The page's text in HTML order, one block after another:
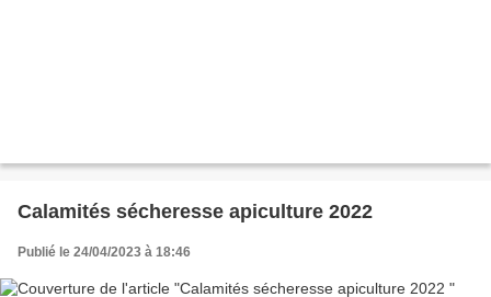
Calamités sécheresse apiculture 2022
Publié le 24/04/2023 à 18:46